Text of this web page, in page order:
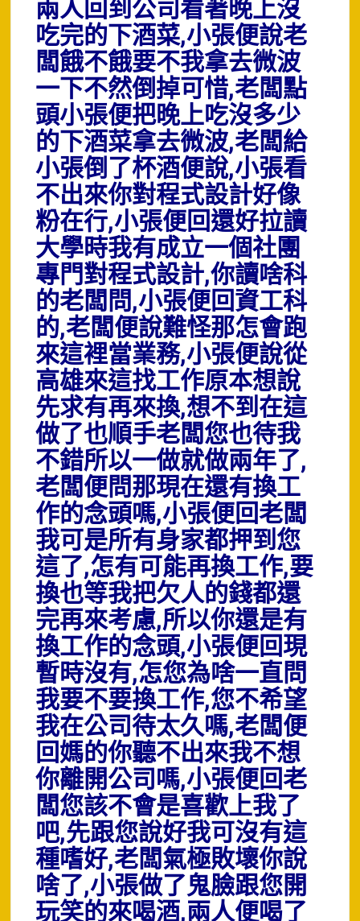
兩人回到公司看著晚上沒
吃完的下酒菜,小張便說老
闆餓不餓要不我拿去微波
一下不然倒掉可惜,老闆點
頭小張便把晚上吃沒多少
的下酒菜拿去微波,老闆給
小張倒了杯酒便說,小張看
不出來你對程式設計好像
粉在行,小張便回還好拉讀
大學時我有成立一個社團
專門對程式設計,你讀啥科
的老闆問,小張便回資工科
的,老闆便說難怪那怎會跑
來這裡當業務,小張便說從
高雄來這找工作原本想說
先求有再來換,想不到在這
做了也順手老闆您也待我
不錯所以一做就做兩年了,
老闆便問那現在還有換工
作的念頭嗎,小張便回老闆
我可是所有身家都押到您
這了,怎有可能再換工作,要
換也等我把欠人的錢都還
完再來考慮,所以你還是有
換工作的念頭,小張便回現
暫時沒有,怎您為啥一直問
我要不要換工作,您不希望
我在公司待太久嗎,老闆便
回媽的你聽不出來我不想
你離開公司嗎,小張便回老
闆您該不會是喜歡上我了
吧,先跟您說好我可沒有這
種嗜好,老闆氣極敗壞你說
啥了,小張做了鬼臉跟您開
玩笑的來喝酒,兩人便喝了